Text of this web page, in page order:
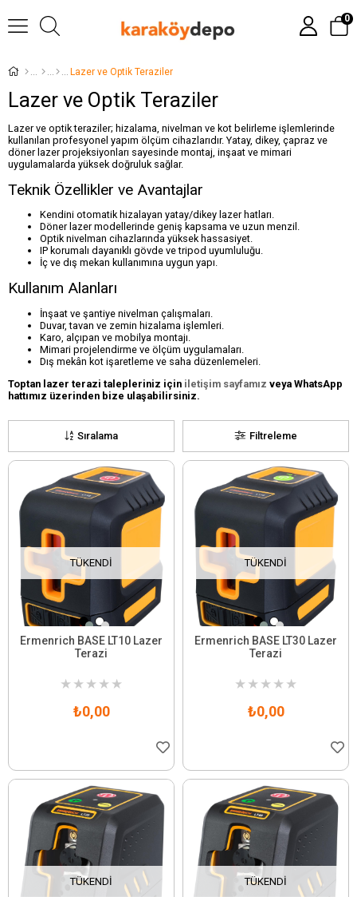
0
Lazer ve Optik Teraziler
Lazer ve Optik Teraziler
Lazer ve optik teraziler; hizalama, nivelman ve kot belirleme işlemlerinde
kullanılan profesyonel yapım ölçüm cihazlarıdır. Yatay, dikey, çapraz ve
döner lazer projeksiyonları sayesinde montaj, inşaat ve mimari
uygulamalarda yüksek doğruluk sağlar.
Teknik Özellikler ve Avantajlar
Kendini otomatik hizalayan yatay/dikey lazer hatları.
Döner lazer modellerinde geniş kapsama ve uzun menzil.
Optik nivelman cihazlarında yüksek hassasiyet.
IP korumalı dayanıklı gövde ve tripod uyumluluğu.
İç ve dış mekan kullanımına uygun yapı.
Kullanım Alanları
İnşaat ve şantiye nivelman çalışmaları.
Duvar, tavan ve zemin hizalama işlemleri.
Karo, alçıpan ve mobilya montajı.
Mimari projelendirme ve ölçüm uygulamaları.
Dış mekân kot işaretleme ve saha düzenlemeleri.
Toptan lazer terazi talepleriniz için iletişim sayfamız veya WhatsApp
hattımız üzerinden bize ulaşabilirsiniz.
Filtreleme
Sıralama
TÜKENDI
Ermenrich BASE LT10 Lazer
Terazi
★ ★ ★ ★ ★
₺0,00
TÜKENDI
Ermenrich BASE LT30 Lazer
Terazi
★ ★ ★ ★ ★
₺0,00
TÜKENDI TÜKENDI